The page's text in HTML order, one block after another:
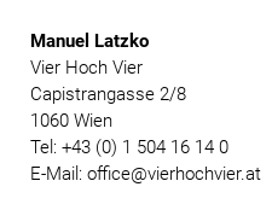
Manuel Latzko
Vier Hoch Vier
Capistrangasse 2/8
1060 Wien
Tel: +43 (0) 1 504 16 14 0
E-Mail: office@vierhochvier.at